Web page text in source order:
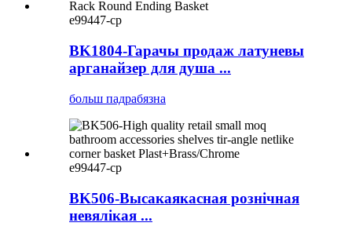
e99447-cp
BK1804-Гарачы продаж латуневы
арганайзер для душа ...
больш падрабязна
e99447-cp
BK506-Высакаякасная рознічная
невялікая ...